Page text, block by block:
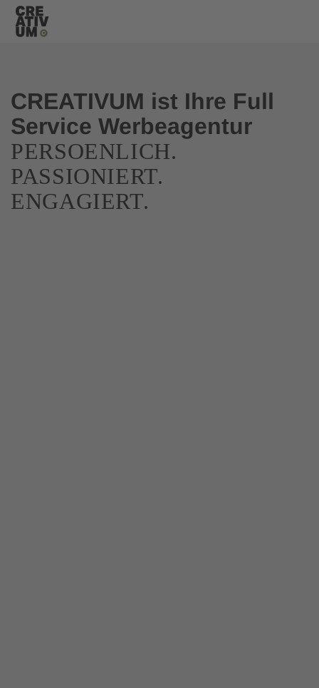
CREATIVUM ist Ihre Full
Service Werbeagentur
PERSOENLICH.
PASSIONIERT.
ENGAGIERT.